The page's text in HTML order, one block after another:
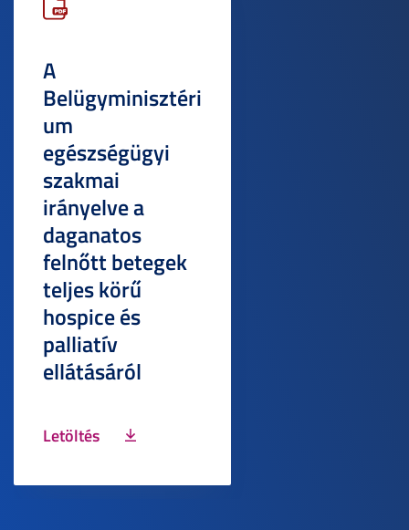
A
Belügyminisztéri
um
egészségügyi
szakmai
irányelve a
daganatos
felnőtt betegek
teljes körű
hospice és
palliatív
ellátásáról
Letöltés